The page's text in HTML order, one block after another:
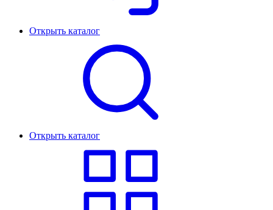
Открыть каталог
Открыть каталог